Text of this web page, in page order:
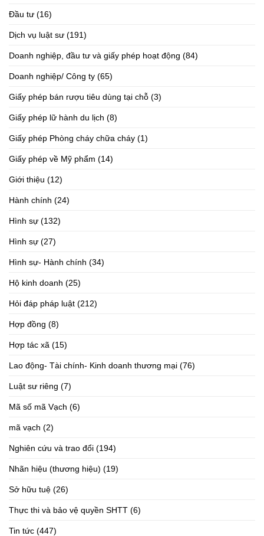
Đầu tư (16)
Dịch vụ luật sư (191)
Doanh nghiệp, đầu tư và giấy phép hoạt động (84)
Doanh nghiệp/ Công ty (65)
Giấy phép bán rượu tiêu dùng tại chỗ (3)
Giấy phép lữ hành du lịch (8)
Giấy phép Phòng cháy chữa cháy (1)
Giấy phép về Mỹ phẩm (14)
Giới thiệu (12)
Hành chính (24)
Hình sự (132)
Hình sự (27)
Hình sự- Hành chính (34)
Hộ kinh doanh (25)
Hỏi đáp pháp luật (212)
Hợp đồng (8)
Hợp tác xã (15)
Lao động- Tài chính- Kinh doanh thương mại (76)
Luật sư riêng (7)
Mã số mã Vạch (6)
mã vạch (2)
Nghiên cứu và trao đổi (194)
Nhãn hiệu (thương hiệu) (19)
Sở hữu tuệ (26)
Thực thi và bảo vệ quyền SHTT (6)
Tin tức (447)